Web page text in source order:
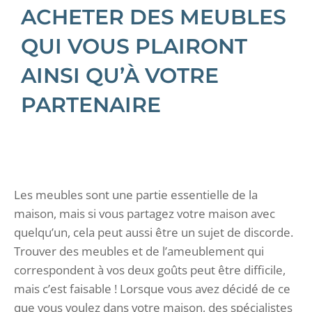
ACHETER DES MEUBLES
QUI VOUS PLAIRONT
AINSI QU’À VOTRE
PARTENAIRE
Les meubles sont une partie essentielle de la
maison, mais si vous partagez votre maison avec
quelqu’un, cela peut aussi être un sujet de discorde.
Trouver des meubles et de l’ameublement qui
correspondent à vos deux goûts peut être difficile,
mais c’est faisable ! Lorsque vous avez décidé de ce
que vous voulez dans votre maison, des spécialistes